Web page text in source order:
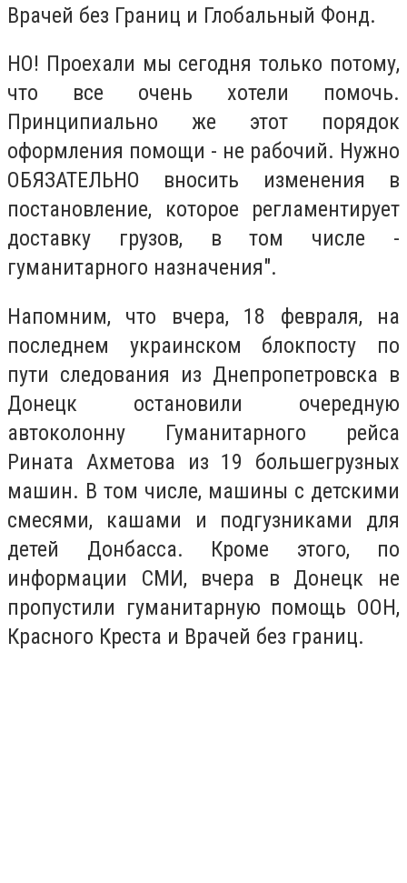
Врачей без Границ и Глобальный Фонд.
НО! Проехали мы сегодня только потому,
что все очень хотели помочь.
Принципиально же этот порядок
оформления помощи - не рабочий. Нужно
ОБЯЗАТЕЛЬНО вносить изменения в
постановление, которое регламентирует
доставку грузов, в том числе -
гуманитарного назначения".
Напомним, что вчера, 18 февраля, на
последнем украинском блокпосту по
пути следования из Днепропетровска в
Донецк остановили очередную
автоколонну Гуманитарного рейса
Рината Ахметова из 19 большегрузных
машин. В том числе, машины с детскими
смесями, кашами и подгузниками для
детей Донбасса. Кроме этого, по
информации СМИ, вчера в Донецк не
пропустили гуманитарную помощь ООН,
Красного Креста и Врачей без границ.